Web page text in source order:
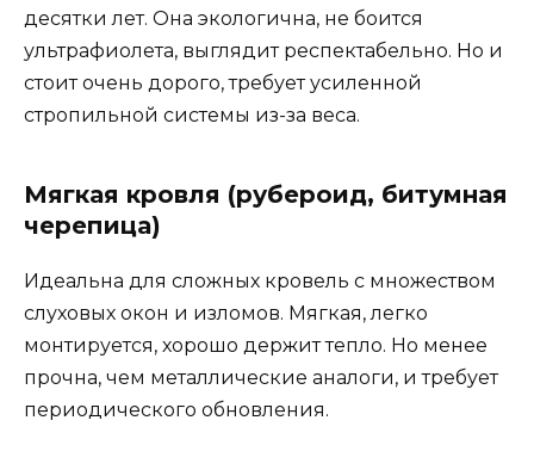
десятки лет. Она экологична, не боится
ультрафиолета, выглядит респектабельно. Но и
стоит очень дорого, требует усиленной
стропильной системы из-за веса.
Мягкая кровля (рубероид, битумная
черепица)
Идеальна для сложных кровель с множеством
слуховых окон и изломов. Мягкая, легко
монтируется, хорошо держит тепло. Но менее
прочна, чем металлические аналоги, и требует
периодического обновления.